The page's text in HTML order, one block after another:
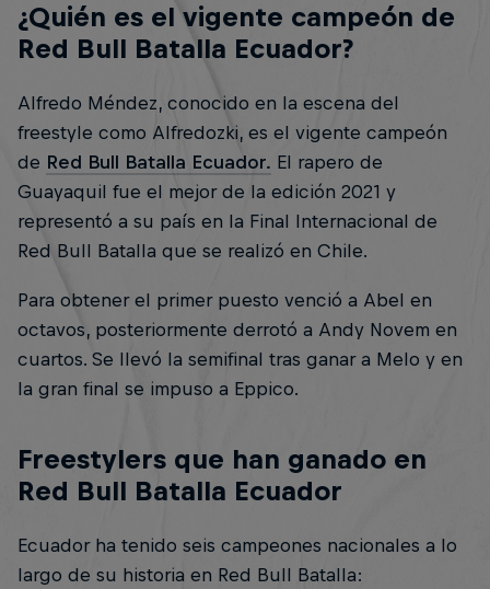
¿Quién es el vigente campeón de
Red Bull Batalla Ecuador?
Alfredo Méndez, conocido en la escena del
freestyle como Alfredozki, es el vigente campeón
de Red Bull Batalla Ecuador. El rapero de
Guayaquil fue el mejor de la edición 2021 y
representó a su país en la Final Internacional de
Red Bull Batalla que se realizó en Chile.
Para obtener el primer puesto venció a Abel en
octavos, posteriormente derrotó a Andy Novem en
cuartos. Se llevó la semifinal tras ganar a Melo y en
la gran final se impuso a Eppico.
Freestylers que han ganado en
Red Bull Batalla Ecuador
Ecuador ha tenido seis campeones nacionales a lo
largo de su historia en Red Bull Batalla: